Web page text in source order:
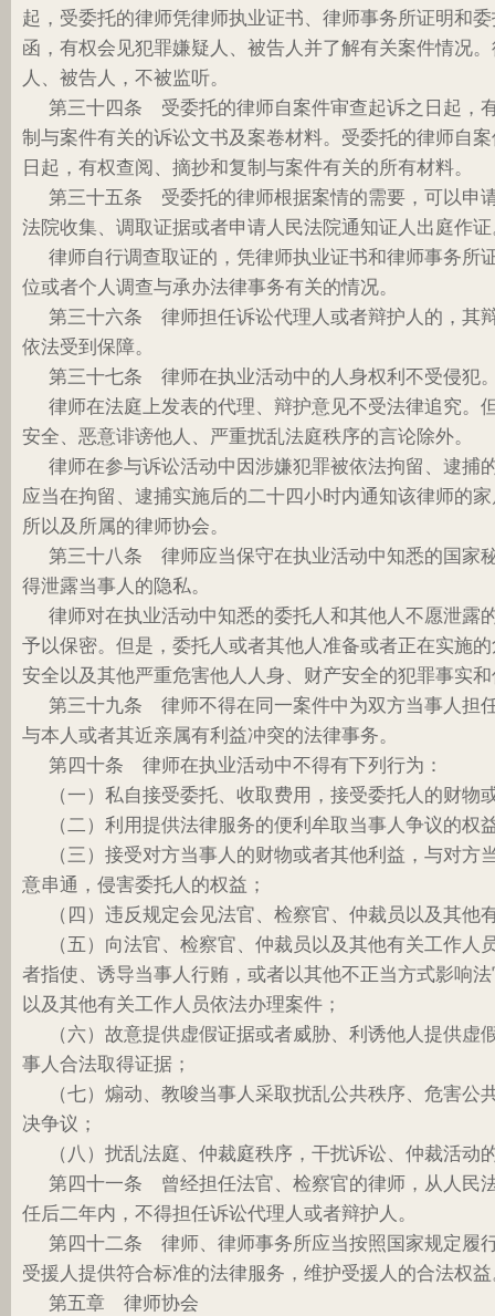
起，受委托的律师凭律师执业证书、律师事务所证明和
函，有权会见犯罪嫌疑人、被告人并了解有关案件情况
人、被告人，不被监听。
第三十四条 受委托的律师自案件审查起诉之日起，
制与案件有关的诉讼文书及案卷材料。受委托的律师自
日起，有权查阅、摘抄和复制与案件有关的所有材料。
第三十五条 受委托的律师根据案情的需要，可以申
法院收集、调取证据或者申请人民法院通知证人出庭作
律师自行调查取证的，凭律师执业证书和律师事务所
位或者个人调查与承办法律事务有关的情况。
第三十六条 律师担任诉讼代理人或者辩护人的，其
依法受到保障。
第三十七条 律师在执业活动中的人身权利不受侵犯
律师在法庭上发表的代理、辩护意见不受法律追究。
安全、恶意诽谤他人、严重扰乱法庭秩序的言论除外。
律师在参与诉讼活动中因涉嫌犯罪被依法拘留、逮捕
应当在拘留、逮捕实施后的二十四小时内通知该律师的
所以及所属的律师协会。
第三十八条 律师应当保守在执业活动中知悉的国家
得泄露当事人的隐私。
律师对在执业活动中知悉的委托人和其他人不愿泄露
予以保密。但是，委托人或者其他人准备或者正在实施
安全以及其他严重危害他人人身、财产安全的犯罪事实
第三十九条 律师不得在同一案件中为双方当事人担
与本人或者其近亲属有利益冲突的法律事务。
第四十条 律师在执业活动中不得有下列行为：
（一）私自接受委托、收取费用，接受委托人的财物
（二）利用提供法律服务的便利牟取当事人争议的权
（三）接受对方当事人的财物或者其他利益，与对方
意串通，侵害委托人的权益；
（四）违反规定会见法官、检察官、仲裁员以及其他
（五）向法官、检察官、仲裁员以及其他有关工作人
者指使、诱导当事人行贿，或者以其他不正当方式影响
以及其他有关工作人员依法办理案件；
（六）故意提供虚假证据或者威胁、利诱他人提供虚
事人合法取得证据；
（七）煽动、教唆当事人采取扰乱公共秩序、危害公
决争议；
（八）扰乱法庭、仲裁庭秩序，干扰诉讼、仲裁活动
第四十一条 曾经担任法官、检察官的律师，从人民
任后二年内，不得担任诉讼代理人或者辩护人。
第四十二条 律师、律师事务所应当按照国家规定履
受援人提供符合标准的法律服务，维护受援人的合法权
第五章 律师协会